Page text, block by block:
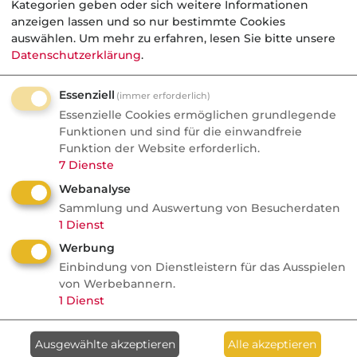
Stärke und Solidität, aber auch durch sehr
auszeichnete. Bei guter Ausbildung waren die
in der Lage, die Phalanx jederzeit zu verändern:
zu halbieren, neue Formationen zu bilden.
Unternehmen, das wirtschaftliches Handeln
griechischer Feldherren gleichsetzt. Das
auf äußere Gegebenheiten war neben Kraft,
der Anlass, den Begriff Phalanx als einen
zu wählen.
der zweite Bestandteil, das Talent, hat seinen
Das griechische Talent war oberste
aber auch Valuteneinheit der Antike. Zu
große Summen in Talent angegeben. Nach
des Talents war der Münzfuß ausgerichtet, der
wie viele Münzen aus einer
und welche Zusammensetzung die
Kategorien geben oder sich weitere Informationen
anzeigen lassen und so nur bestimmte Cookies
auswählen. Um mehr zu erfahren, lesen Sie bitte unsere
Datenschutzerklärung.
Essenziell (immer erforderlich)
Essenzielle Cookies ermöglichen grundlegende
Funktionen und sind für die einwandfreie
Funktion der Website erforderlich.
7 Dienste
Webanalyse
Sammlung und Auswertung von Besucherdaten
1 Dienst
Werbung
Einbindung von Dienstleistern für das Ausspielen
von Werbebannern.
1 Dienst
Ausgewählte akzeptieren Alle akzeptieren